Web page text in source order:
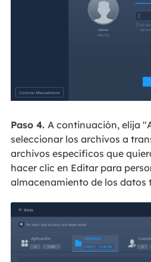
Paso 4. A continuación, elija
seleccionar los archivos a
archivos específicos que
hacer clic en Editar para
almacenamiento de los datos